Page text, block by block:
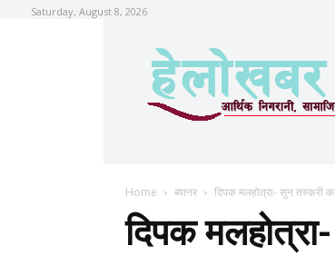
Saturday, August 8, 2026
Home ब्यानर दिपक मलहोत्रा- सुन तस्करी
दिपक